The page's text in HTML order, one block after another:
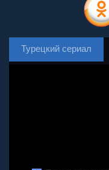
Турецкий сериал